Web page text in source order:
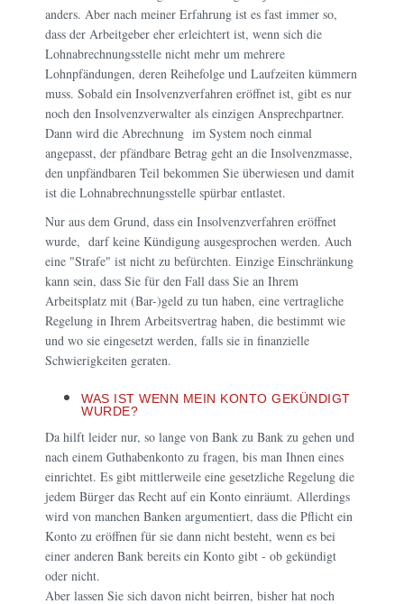
anders. Aber nach meiner Erfahrung ist es fast immer so,
dass der Arbeitgeber eher erleichtert ist, wenn sich die
Lohnabrechnungsstelle nicht mehr um mehrere
Lohnpfändungen, deren Reihefolge und Laufzeiten kümmern
muss. Sobald ein Insolvenzverfahren eröffnet ist, gibt es nur
noch den Insolvenzverwalter als einzigen Ansprechpartner.
Dann wird die Abrechnung im System noch einmal
angepasst, der pfändbare Betrag geht an die Insolvenzmasse,
den unpfändbaren Teil bekommen Sie überwiesen und damit
ist die Lohnabrechnungsstelle spürbar entlastet.
Nur aus dem Grund, dass ein Insolvenzverfahren eröffnet
wurde, darf keine Kündigung ausgesprochen werden. Auch
eine "Strafe" ist nicht zu befürchten. Einzige Einschränkung
kann sein, dass Sie für den Fall dass Sie an Ihrem
Arbeitsplatz mit (Bar-)geld zu tun haben, eine vertragliche
Regelung in Ihrem Arbeitsvertrag haben, die bestimmt wie
und wo sie eingesetzt werden, falls sie in finanzielle
Schwierigkeiten geraten.
WAS IST WENN MEIN KONTO GEKÜNDIGT
WURDE?
Da hilft leider nur, so lange von Bank zu Bank zu gehen und
nach einem Guthabenkonto zu fragen, bis man Ihnen eines
einrichtet. Es gibt mittlerweile eine gesetzliche Regelung die
jedem Bürger das Recht auf ein Konto einräumt. Allerdings
wird von manchen Banken argumentiert, dass die Pflicht ein
Konto zu eröffnen für sie dann nicht besteht, wenn es bei
einer anderen Bank bereits ein Konto gibt - ob gekündigt
oder nicht.
Aber lassen Sie sich davon nicht beirren, bisher hat noch